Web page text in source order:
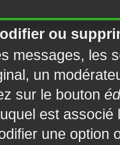
ou
messages, les
un
sur le bouton
est associé
une